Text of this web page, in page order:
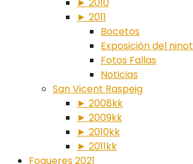
► 2011
Bocetos
Exposición del ninot
Fotos Fallas
Noticias
San Vicent Raspeig
► 2008kk
► 2009kk
► 2010kk
► 2011kk
Fogueres 2021